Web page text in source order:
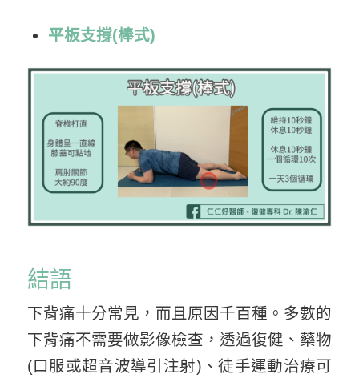
平板支撐(棒式)
結語
下背痛十分常見，而且原因千百種。多數的
下背痛不需要做影像檢查，透過復健、藥物
(口服或超音波導引注射)、徒手運動治療可